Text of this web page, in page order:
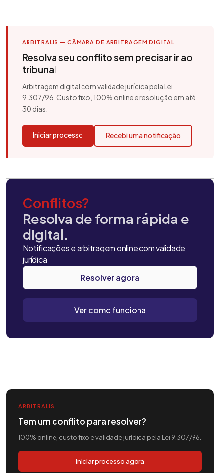
ARBITRALIS — CÂMARA DE ARBITRAGEM DIGITAL
Resolva seu conflito sem precisar ir ao
tribunal
Arbitragem digital com validade jurídica pela Lei
9.307/96. Custo fixo, 100% online e resolução em até
30 dias.
Iniciar processo Recebi uma notificação
Conflitos?
Resolva de forma rápida e
digital.
Notificações e arbitragem online com validade
jurídica
Resolver agora
Ver como funciona
ARBITRALIS
Tem um conflito para resolver?
100% online, custo fixo e validade jurídica pela Lei 9.307/96.
Iniciar processo agora